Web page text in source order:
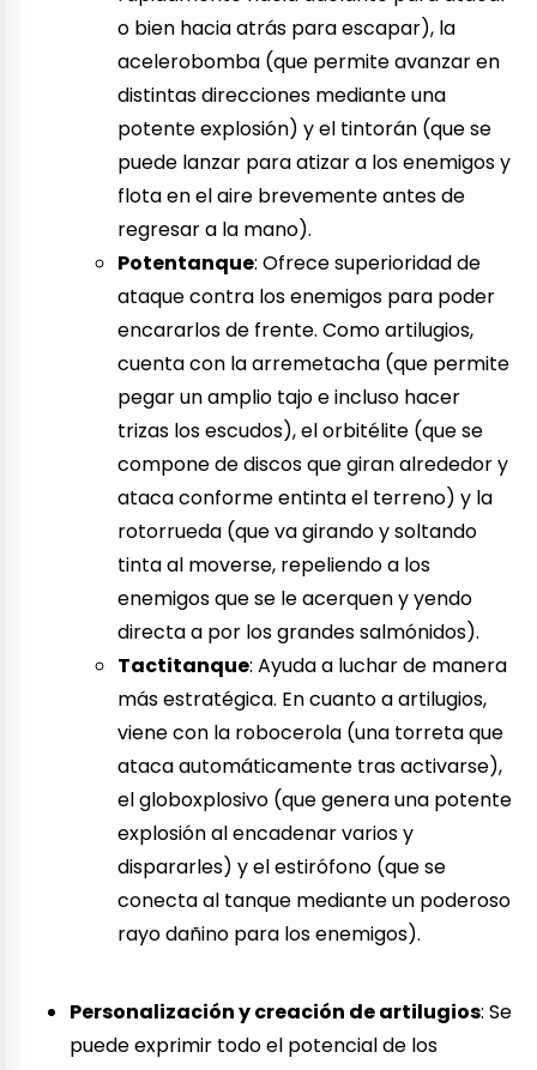
o bien hacia atrás para escapar), la
acelerobomba (que permite avanzar en
distintas direcciones mediante una
potente explosión) y el tintorán (que se
puede lanzar para atizar a los enemigos y
flota en el aire brevemente antes de
regresar a la mano).
Potentanque: Ofrece superioridad de
ataque contra los enemigos para poder
encararlos de frente. Como artilugios,
cuenta con la arremetacha (que permite
pegar un amplio tajo e incluso hacer
trizas los escudos), el orbitélite (que se
compone de discos que giran alrededor y
ataca conforme entinta el terreno) y la
rotorrueda (que va girando y soltando
tinta al moverse, repeliendo a los
enemigos que se le acerquen y yendo
directa a por los grandes salmónidos).
Tactitanque: Ayuda a luchar de manera
más estratégica. En cuanto a artilugios,
viene con la robocerola (una torreta que
ataca automáticamente tras activarse),
el globoxplosivo (que genera una potente
explosión al encadenar varios y
dispararles) y el estirófono (que se
conecta al tanque mediante un poderoso
rayo dañino para los enemigos).
Personalización y creación de artilugios: Se
puede exprimir todo el potencial de los